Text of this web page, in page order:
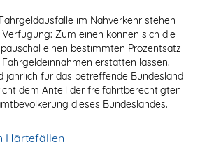
im Nahverkehr stehen
Zum einen können sich die
einen bestimmten Prozentsatz
erstatten lassen.
jährlich für das betreffende Bundesland
dem Anteil der freifahrtberechtigten
dieses Bundeslandes.
Härtefällen